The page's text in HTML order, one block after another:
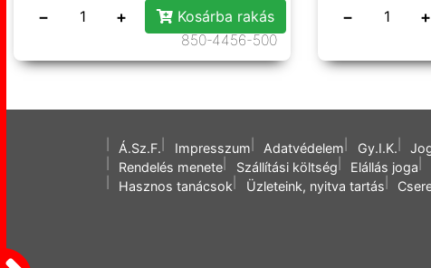
− +
Kosárba rakás
850-4456-500
− +
Á.Sz.F. Impresszum Adatvédelem Gy.I.K.
Rendelés menete
Szállítási költség Elállás joga
Hasznos tanácsok
Üzleteink, nyitva tartás